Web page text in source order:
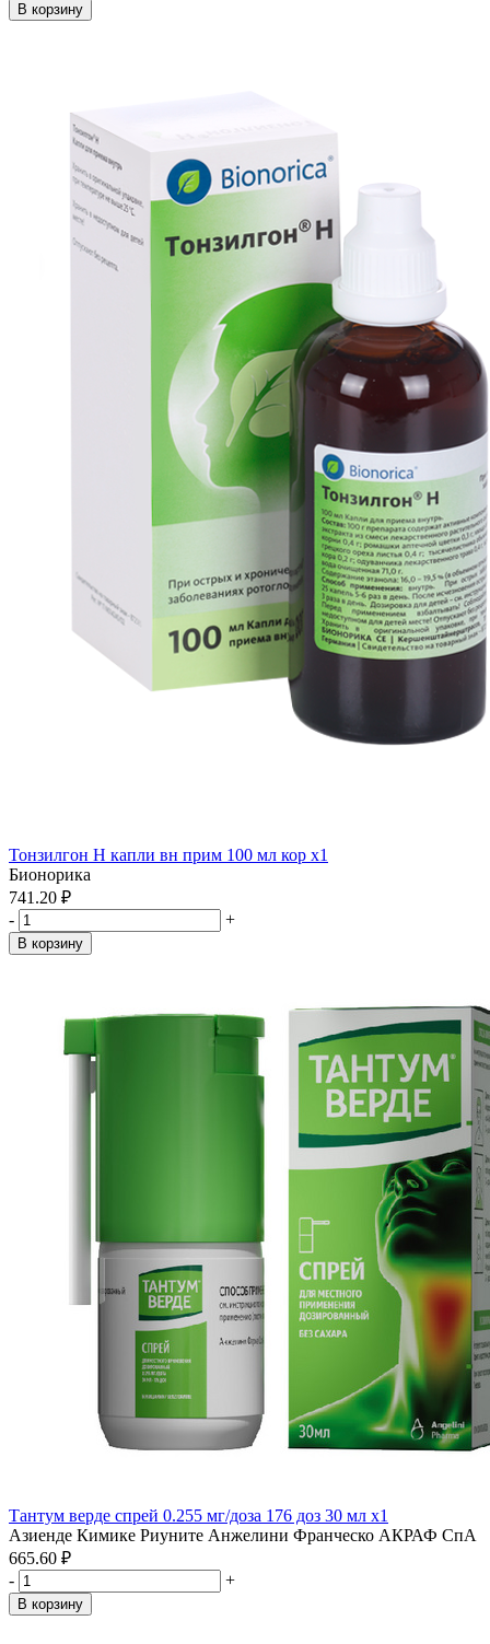
В корзину
Тонзилгон Н капли вн прим 100 мл кор x1
Бионорика
741.20 ₽
-
+
В корзину
Тантум верде спрей 0.255 мг/доза 176 доз 30 мл x1
Азиенде Кимике Риуните Анжелини Франческо АКРАФ СпА
665.60 ₽
-
+
В корзину